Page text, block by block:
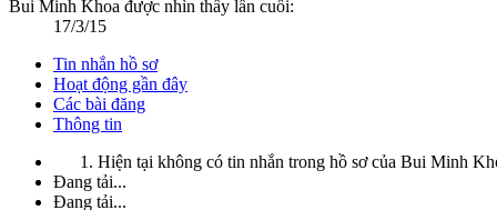
Bui Minh Khoa được nhìn thấy lần cuối:
17/3/15
Tin nhắn hồ sơ
Hoạt động gần đây
Các bài đăng
Thông tin
Hiện tại không có tin nhắn trong hồ sơ của Bui Minh
Đang tải...
Đang tải...